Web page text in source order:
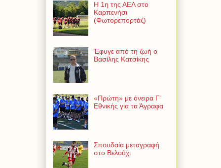
Η 1η της ΑΕΛ στο
Καρπενήσι
(Φωτορεπορτάζ)
Έφυγε από τη ζωή ο
Βασίλης Κατσίκης
«Πρώτη» με όνειρα Γ'
Εθνικής για τα Άγραφα
Σπουδαία μεταγραφή
στο Βελούχι